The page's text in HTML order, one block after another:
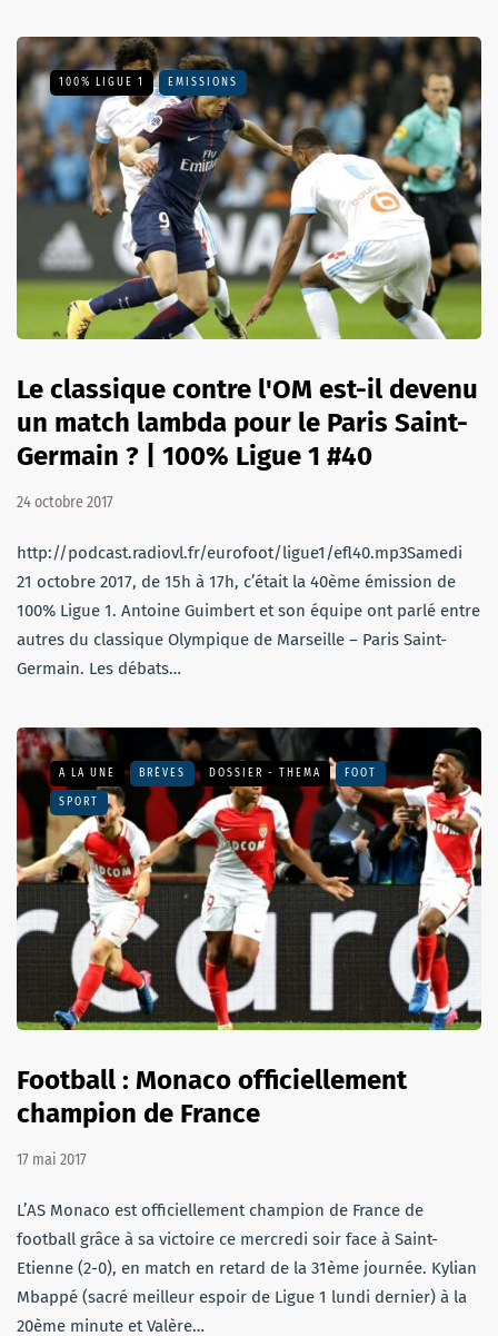
100% LIGUE 1 EMISSIONS
Le classique contre l'OM est-il devenu
un match lambda pour le Paris Saint-
Germain ? | 100% Ligue 1 #40
24 octobre 2017
http://podcast.radiovl.fr/eurofoot/ligue1/efl40.mp3Samedi
21 octobre 2017, de 15h à 17h, c’était la 40ème émission de
100% Ligue 1. Antoine Guimbert et son équipe ont parlé entre
autres du classique Olympique de Marseille – Paris Saint-
Germain. Les débats…
A LA UNE BRÈVES DOSSIER - THEMA FOOT
SPORT
Football : Monaco officiellement
champion de France
17 mai 2017
L’AS Monaco est officiellement champion de France de
football grâce à sa victoire ce mercredi soir face à Saint-
Etienne (2-0), en match en retard de la 31ème journée. Kylian
Mbappé (sacré meilleur espoir de Ligue 1 lundi dernier) à la
20ème minute et Valère…